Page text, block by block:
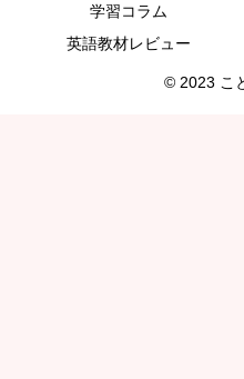
学習コラム
英語教材レビュー
© 2023 こ